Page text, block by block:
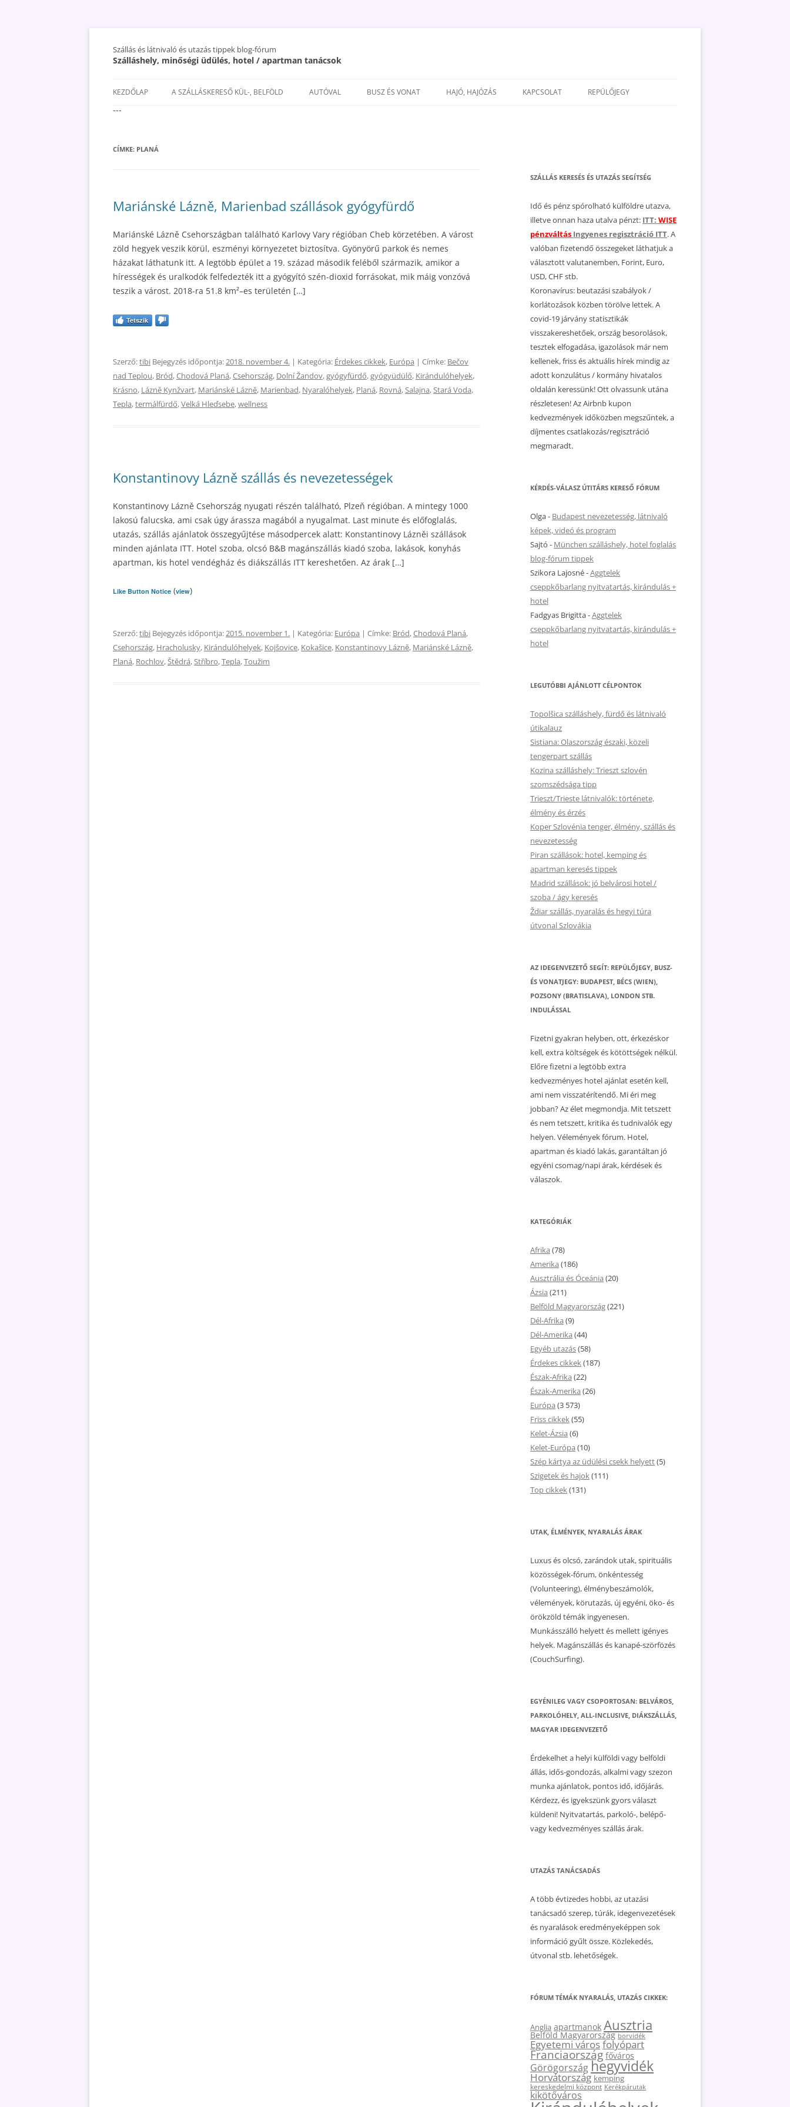
Szállás és látnivaló és utazás tippek blog-fórum
Szálláshely, minőségi üdülés, hotel / apartman tanácsok
a
KEZDŐLAP A SZÁLLÁSKERESŐ KÜL-, BELFÖLD AUTÓVAL BUSZ ÉS VONAT HAJÓ, HAJÓZÁS KAPCSOLAT REPÜLŐJEGY
---
CÍMKE: PLANÁ
Mariánské Lázně, Marienbad szállások gyógyfürdő
Mariánské Lázně Csehországban található Karlovy Vary régióban Cheb körzetében. A várost
zöld hegyek veszik körül, eszményi környezetet biztosítva. Gyönyörű parkok és nemes
házakat láthatunk itt. A legtöbb épület a 19. század második feléből származik, amikor a
hírességek és uralkodók felfedezték itt a gyógyító szén-dioxid forrásokat, mik máig vonzóvá
teszik a várost. 2018-ra 51.8 km²–es területén […]
Tetszik
Szerző:tibi Bejegyzés időpontja:2018. november 4. | Kategória: Érdekes cikkek, Európa | Címke: Bečov
nad Teplou, Bród,Chodová Planá,Csehország, Dolní Žandov,gyógyfürdő,gyógyüdülő, Kirándulóhelyek,
Krásno, Lázně Kynžvart, Mariánské Lázně, Marienbad, Nyaralóhelyek, Planá, Rovná,Salajna,Stará Voda,
Tepla,termálfürdő,Velká Hleďsebe,wellness
Konstantinovy Lázně szállás és nevezetességek
Konstantinovy ​​Lázně Csehország nyugati részén található, Plzeň régióban. A mintegy 1000
lakosú falucska, ami csak úgy árassza magából a nyugalmat. Last minute és előfoglalás,
utazás, szállás ajánlatok összegyűjtése másodpercek alatt: Konstantinovy Lázněi szállások
minden ajánlata ITT. Hotel szoba, olcsó B&B magánszállás kiadó szoba, lakások, konyhás
apartman, kis hotel vendégház és diákszállás ITT kereshetően. Az árak […]
Like Button Notice (view)
Szerző:tibi Bejegyzés időpontja:2015. november 1. | Kategória: Európa | Címke: Bród,Chodová Planá,
Csehország, Hracholusky, Kirándulóhelyek, Kojšovice, Kokašice, Konstantinovy ​​Lázně, Mariánské Lázně,
Planá, Rochlov,Štědrá,Stříbro,Tepla,Toužim
SZÁLLÁS KERESÉS ÉS UTAZÁS SEGÍTSÉG
Idő és pénz spórolható külföldre utazva,
illetve onnan haza utalva pénzt: ITT: WISE
pénzváltás Ingyenes regisztráció ITT. A
valóban fizetendő összegeket láthatjuk a
választott valutanemben, Forint, Euro,
USD, CHF stb.
Koronavírus: beutazási szabályok /
korlátozások közben törölve lettek. A
covid-19 járvány statisztikák
visszakereshetőek, ország besorolások,
tesztek elfogadása, igazolások már nem
kellenek, friss és aktuális hírek mindig az
adott konzulátus / kormány hivatalos
oldalán keressünk! Ott olvassunk utána
részletesen! Az Airbnb kupon
kedvezmények időközben megszűntek, a
díjmentes csatlakozás/regisztráció
megmaradt.
KÉRDÉS-VÁLASZ ÚTITÁRS KERESŐ FÓRUM
Olga- Budapest nevezetesség, látnivaló
képek, videó és program
Sajtó - München szálláshely, hotel foglalás
blog-fórum tippek
Szikora Lajosné-Aggtelek
cseppkőbarlang nyitvatartás, kirándulás +
hotel
Fadgyas Brigitta-Aggtelek
cseppkőbarlang nyitvatartás, kirándulás +
hotel
LEGUTÓBBI AJÁNLOTT CÉLPONTOK
Topolšica szálláshely, fürdő és látnivaló
útikalauz
Sistiana: Olaszország északi, közeli
tengerpart szállás
Kozina szálláshely: Trieszt szlovén
szomszédsága tipp
Trieszt/Trieste látnivalók: története,
élmény és érzés
Koper Szlovénia tenger, élmény, szállás és
nevezetesség
Piran szállások: hotel, kemping és
apartman keresés tippek
Madrid szállások: jó belvárosi hotel /
szoba / ágy keresés
Ždiar szállás, nyaralás és hegyi túra
útvonal Szlovákia
AZ IDEGENVEZETŐ SEGÍT: REPÜLŐJEGY, BUSZ-
ÉS VONATJEGY: BUDAPEST, BÉCS (WIEN),
POZSONY (BRATISLAVA), LONDON STB.
INDULÁSSAL
Fizetni gyakran helyben, ott, érkezéskor
kell, extra költségek és kötöttségek nélkül.
Előre fizetni a legtöbb extra
kedvezményes hotel ajánlat esetén kell,
ami nem visszatérítendő. Mi éri meg
jobban? Az élet megmondja. Mit tetszett
és nem tetszett, kritika és tudnivalók egy
helyen. Vélemények fórum. Hotel,
apartman és kiadó lakás, garantáltan jó
egyéni csomag/napi árak, kérdések és
válaszok.
KATEGÓRIÁK
Afrika (78)
Amerika (186)
Ausztrália és Óceánia (20)
Ázsia (211)
Belföld Magyarország(221)
Dél-Afrika (9)
Dél-Amerika (44)
Egyéb utazás(58)
Érdekes cikkek(187)
Észak-Afrika (22)
Észak-Amerika (26)
Európa (3 573)
Friss cikkek(55)
Kelet-Ázsia (6)
Kelet-Európa (10)
Szép kártya az üdülési csekk helyett(5)
Szigetek és hajok(111)
Top cikkek(131)
UTAK, ÉLMÉNYEK, NYARALÁS ÁRAK
Luxus és olcsó, zarándok utak, spirituális
közösségek-fórum, önkéntesség
(Volunteering), élménybeszámolók,
vélemények, körutazás, új egyéni, öko- és
örökzöld témák ingyenesen.
Munkásszálló helyett és mellett igényes
helyek. Magánszállás és kanapé-szörfözés
(CouchSurfing).
EGYÉNILEG VAGY CSOPORTOSAN: BELVÁROS,
PARKOLÓHELY, ALL-INCLUSIVE, DIÁKSZÁLLÁS,
MAGYAR IDEGENVEZETŐ
Érdekelhet a helyi külföldi vagy belföldi
állás, idős-gondozás, alkalmi vagy szezon
munka ajánlatok, pontos idő, időjárás.
Kérdezz, és igyekszünk gyors választ
küldeni! Nyitvatartás, parkoló-, belépő-
vagy kedvezményes szállás árak.
UTAZÁS TANÁCSADÁS
A több évtizedes hobbi, az utazási
tanácsadó szerep, túrák, idegenvezetések
és nyaralások eredményeképpen sok
információ gyűlt össze. Közlekedés,
útvonal stb. lehetőségek.
FÓRUM TÉMÁK NYARALÁS, UTAZÁS CIKKEK:
Anglia apartmanok Ausztria
Belföld Magyarország borvidék
Egyetemi városfolyópart
Franciaország főváros
Görögországhegyvidék
Horvátország kemping
kereskedelmi központ Kerékpárutak
kikötőváros